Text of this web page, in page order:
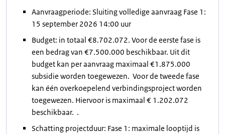
Aanvraagperiode: Sluiting volledige aanvraag Fase 1:
15 september 2026 14:00 uur
Budget: in totaal €8.702.072. Voor de eerste fase is
een bedrag van €7.500.000 beschikbaar. Uit dit
budget kan per aanvraag maximaal €1.875.000
subsidie worden toegewezen. Voor de tweede fase
kan één overkoepelend verbindingsproject worden
toegewezen. Hiervoor is maximaal € 1.202.072
beschikbaar. .
Schatting projectduur: Fase 1: maximale looptijd is